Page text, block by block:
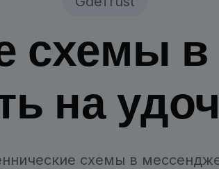
схемы в
на
схемы в